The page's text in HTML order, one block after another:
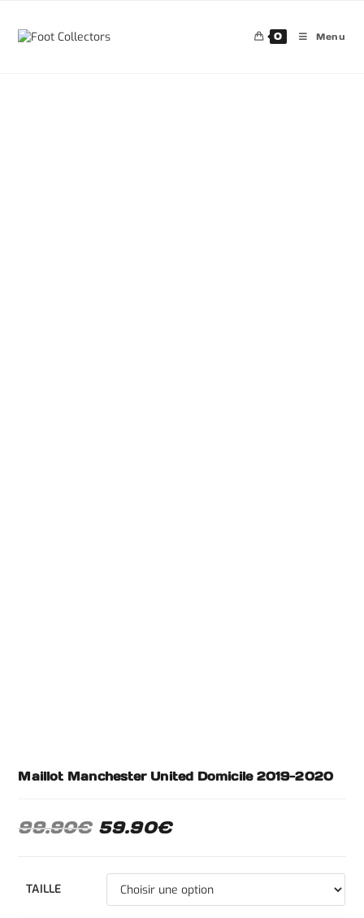
0 Menu
Maillot Manchester United Domicile 2019-2020
99.90€ 59.90€
TAILLE